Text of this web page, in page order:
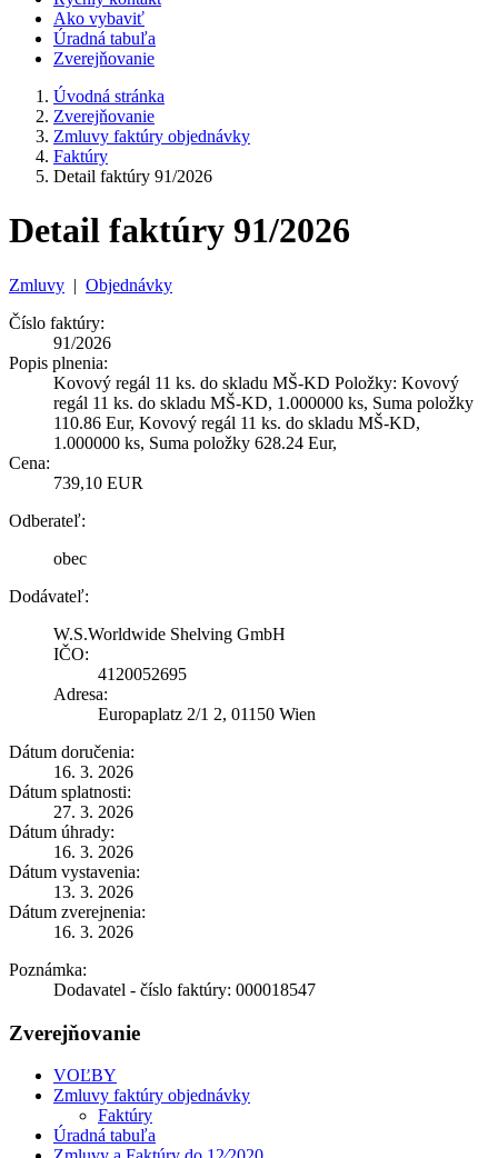
Ako vybaviť
Úradná tabuľa
Zverejňovanie
Úvodná stránka
Zverejňovanie
Zmluvy faktúry objednávky
Faktúry
Detail faktúry 91/2026
Detail faktúry 91/2026
Zmluvy | Objednávky
Číslo faktúry:
91/2026
Popis plnenia:
Kovový regál 11 ks. do skladu MŠ-KD Položky: Kovový
regál 11 ks. do skladu MŠ-KD, 1.000000 ks, Suma položky
110.86 Eur, Kovový regál 11 ks. do skladu MŠ-KD,
1.000000 ks, Suma položky 628.24 Eur,
Cena:
739,10 EUR
Odberateľ:
obec
Dodávateľ:
W.S.Worldwide Shelving GmbH
IČO:
4120052695
Adresa:
Europaplatz 2/1 2, 01150 Wien
Dátum doručenia:
16. 3. 2026
Dátum splatnosti:
27. 3. 2026
Dátum úhrady:
16. 3. 2026
Dátum vystavenia:
13. 3. 2026
Dátum zverejnenia:
16. 3. 2026
Poznámka:
Dodavatel - číslo faktúry: 000018547
Zverejňovanie
VOĽBY
Zmluvy faktúry objednávky
Faktúry
Úradná tabuľa